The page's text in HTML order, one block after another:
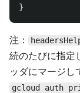
}
注：
続のたびに指定
ッダにマージし
gcloud auth